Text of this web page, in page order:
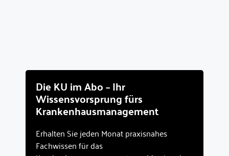
Die KU im Abo – Ihr
Wissensvorsprung fürs
Krankenhausmanagement
Erhalten Sie jeden Monat praxisnahes
Fachwissen für das